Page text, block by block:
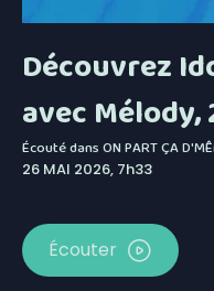
Découvrez
avec Mélody,
Écouté dansON PART ÇA
26 MAI 2026, 7h33
Écouter